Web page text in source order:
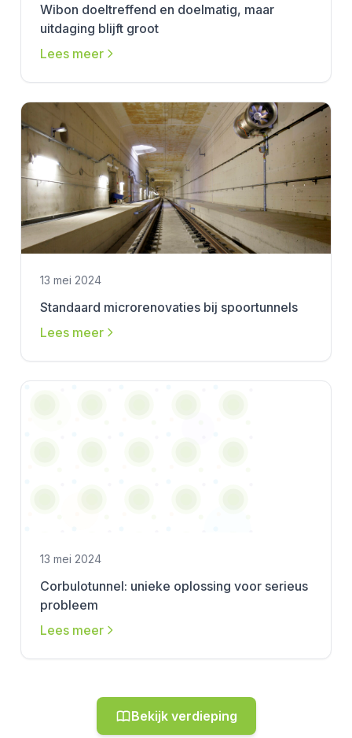
Wibon doeltreffend en doelmatig, maar
uitdaging blijft groot
Lees meer
13 mei 2024
Standaard microrenovaties bij spoortunnels
Lees meer
13 mei 2024
Corbulotunnel: unieke oplossing voor serieus
probleem
Lees meer
Bekijk verdieping